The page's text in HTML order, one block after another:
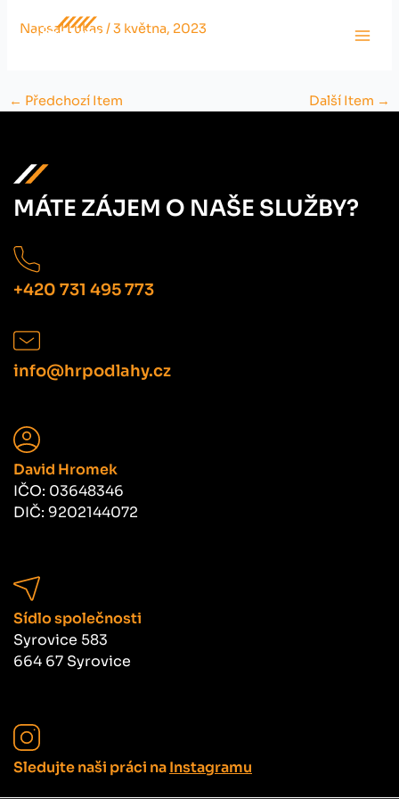
NapsalLukas/3 května, 2023
← Předchozí Item Další Item →
MÁTE ZÁJEM O NAŠE SLUŽBY?
+420 731 495 773
info@hrpodlahy.cz
David Hromek
IČO: 03648346
DIČ: 9202144072
Sídlo společnosti
Syrovice 583
664 67 Syrovice
Sledujte naši práci naInstagramu